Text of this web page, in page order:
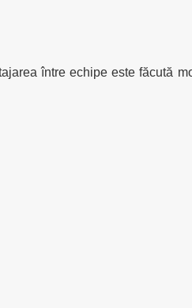
între echipe este făcută